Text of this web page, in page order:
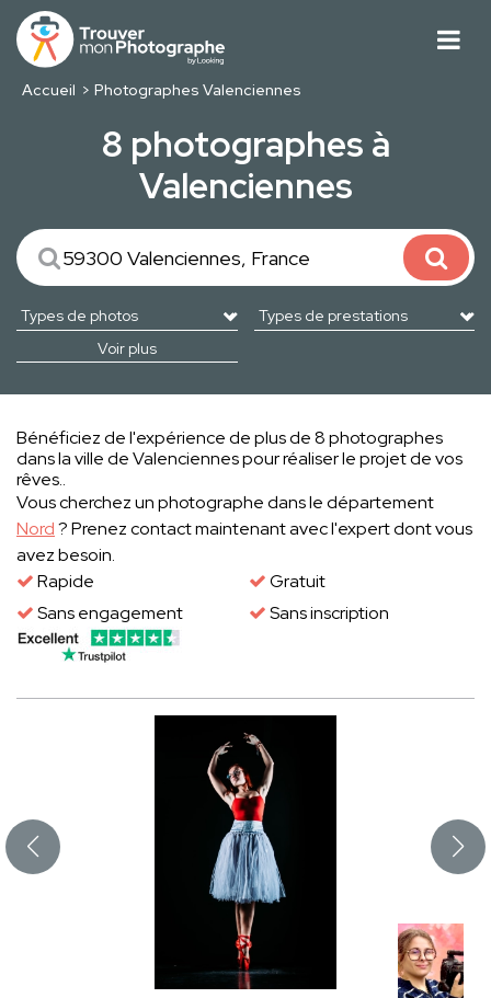
Accueil Photographes Valenciennes
8 photographes à
Valenciennes
Voir plus
Bénéficiez de l'expérience de plus de 8 photographes
dans la ville de Valenciennes pour réaliser le projet de vos
rêves..
Vous cherchez un photographe dans le département
Nord? Prenez contact maintenant avec l'expert dont vous
avez besoin.
Rapide
Gratuit
Sans engagement
Sans inscription